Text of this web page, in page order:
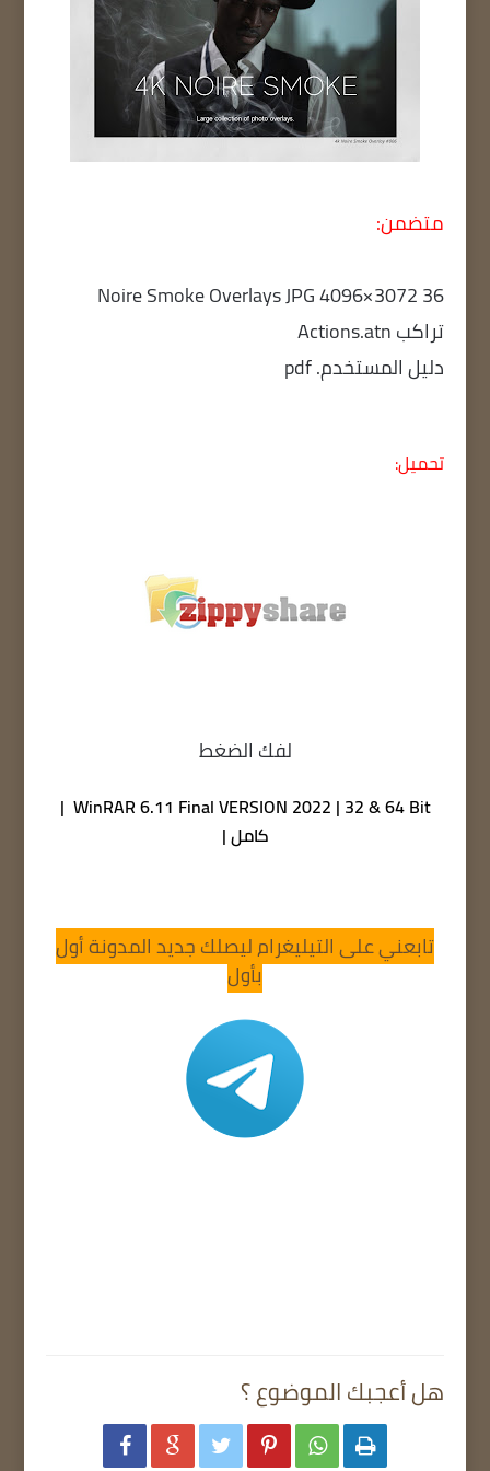
متضمن:
36 Noire Smoke Overlays JPG 4096×3072
تراكب Actions.atn
دليل المستخدم. pdf
تحميل:
لفك الضغط
WinRAR 6.11 Final VERSION 2022 | 32 & 64 Bit |
كامل |
تابعني على التيليغرام ليصلك جديد المدونة أول
بأول
هل أعجبك الموضوع ؟
     